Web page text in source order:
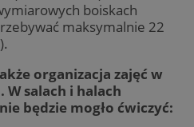
boiskach
maksymalnie 22
organizacja zajęć w
salach i halach
będzie mogło ćwiczyć: